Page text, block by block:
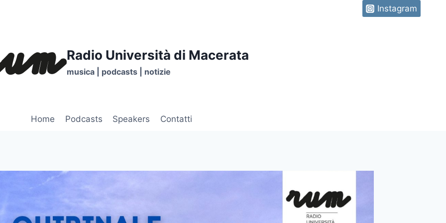
Instagram
Radio Università di Macerata
musica | podcasts | notizie
Home Podcasts Speakers Contatti